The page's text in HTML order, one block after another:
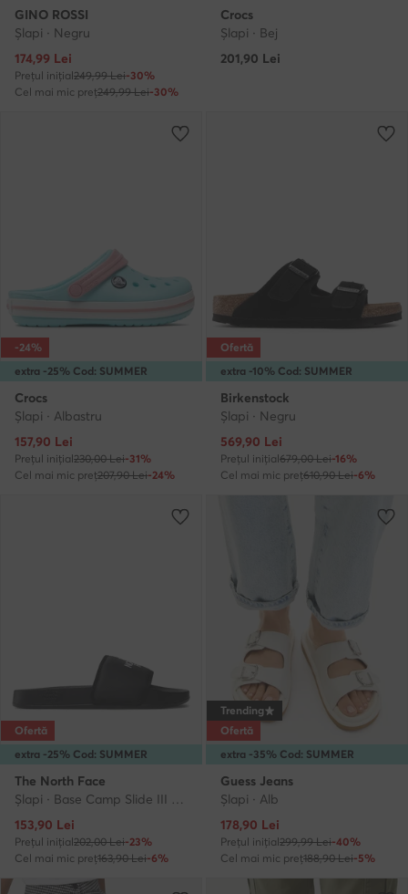
GINO ROSSI
Şlapi · Negru
Prețul actual
174,99 Lei
Prețul inițial249,99 Lei-30%
Cel mai mic preț249,99 Lei-30%
Crocs
Şlapi · Bej
201,90 Lei
extra -25% Cod: SUMMER
-24%
Crocs
Şlapi · Albastru
Prețul actual
157,90 Lei
Prețul inițial230,00 Lei-31%
Cel mai mic preț207,90 Lei-24%
extra -10% Cod: SUMMER
Ofertă
Birkenstock
Şlapi · Negru
Prețul actual
569,90 Lei
Prețul inițial679,00 Lei-16%
Cel mai mic preț610,90 Lei-6%
extra -25% Cod: SUMMER
Ofertă
The North Face
Prețul actual
153,90 Lei
Prețul inițial202,00 Lei-23%
Cel mai mic preț163,90 Lei-6%
extra -35% Cod: SUMMER
Trending
Ofertă
Guess Jeans
Şlapi · Alb
Prețul actual
178,90 Lei
Prețul inițial299,99 Lei-40%
Cel mai mic preț188,90 Lei-5%